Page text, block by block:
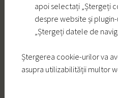
apoi selectați „Ștergeți
despre website și
„Ștergeți datele de
Ștergerea cookie-urilor va
asupra utilizabilității multor